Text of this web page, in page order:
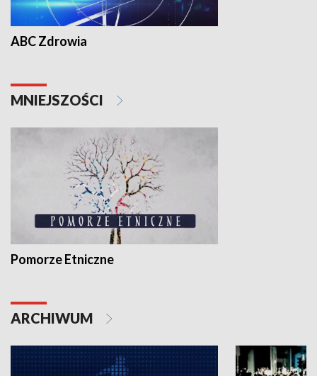
ABC Zdrowia
MNIEJSZOŚCI
Pomorze Etniczne
ARCHIWUM